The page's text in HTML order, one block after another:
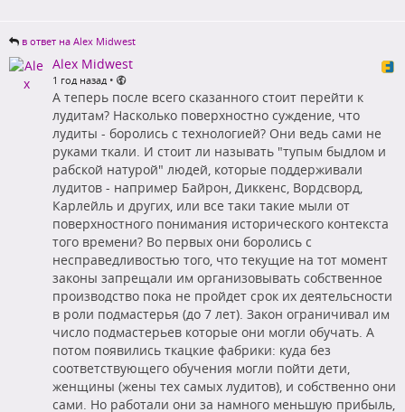
в ответ на Alex Midwest
Alex Midwest
1 год назад •
А теперь после всего сказанного стоит перейти к
лудитам? Насколько поверхностно суждение, что
лудиты - боролись с технологией? Они ведь сами не
руками ткали. И стоит ли называть "тупым быдлом и
рабской натурой" людей, которые поддерживали
лудитов - например Байрон, Диккенс, Вордсворд,
Карлейль и других, или все таки такие мыли от
поверхностного понимания исторического контекста
того времени? Во первых они боролись с
несправедливостью того, что текущие на тот момент
законы запрещали им организовывать собственное
производство пока не пройдет срок их деятельсности
в роли подмастерья (до 7 лет). Закон ограничивал им
число подмастерьев которые они могли обучать. А
потом появились ткацкие фабрики: куда без
соответствующего обучения могли пойти дети,
женщины (жены тех самых лудитов), и собственно они
сами. Но работали они за намного меньшую прибыль,